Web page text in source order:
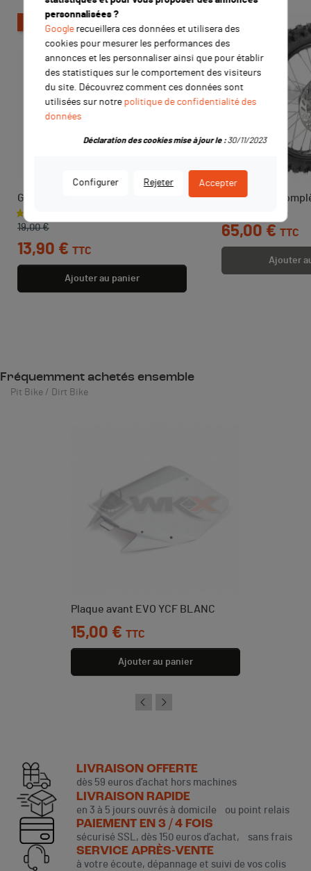
-5,10 €
Guidon acier
Prix de base
19,00 €
Prix
13,90 € TTC
Ajouter au panier
Roue avant
65,00 € TTC
Ajouter
Fréquemment achetés ensemble
Pit Bike / Dirt Bike
Plaque avant EVO YCF BLANC
Prix
15,00 € TTC
Ajouter au panier
LIVRAISON OFFERTE
dès 59 euros d’achat hors machines
LIVRAISON RAPIDE
en 3 à 5 jours ouvrés à domicile ou point relais
PAIEMENT EN 3 / 4 FOIS
sécurisé SSL, dès 150 euros d’achat, sans frais
SERVICE APRÈS-VENTE
à votre écoute, dépannage et suivi de vos colis
personnalisées ?
Googlerecueillera ces données et utilisera des
cookies pour mesurer les performances des
annonces et les personnaliser ainsi que pour établir
des statistiques sur le comportement des visiteurs
du site. Découvrez comment ces données sont
utilisées sur notre politique de confidentialité des
données
Configurer Rejeter Accepter
Déclaration des cookies mise à jour le :30/11/2023